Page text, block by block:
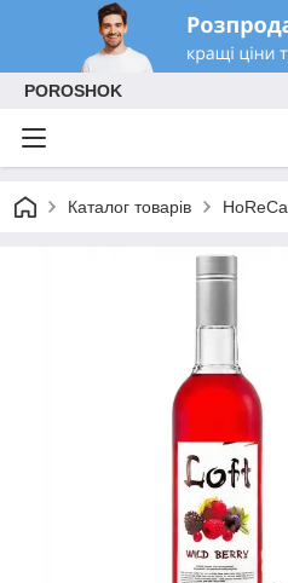
POROSHOK
Каталог товарів HoReCa